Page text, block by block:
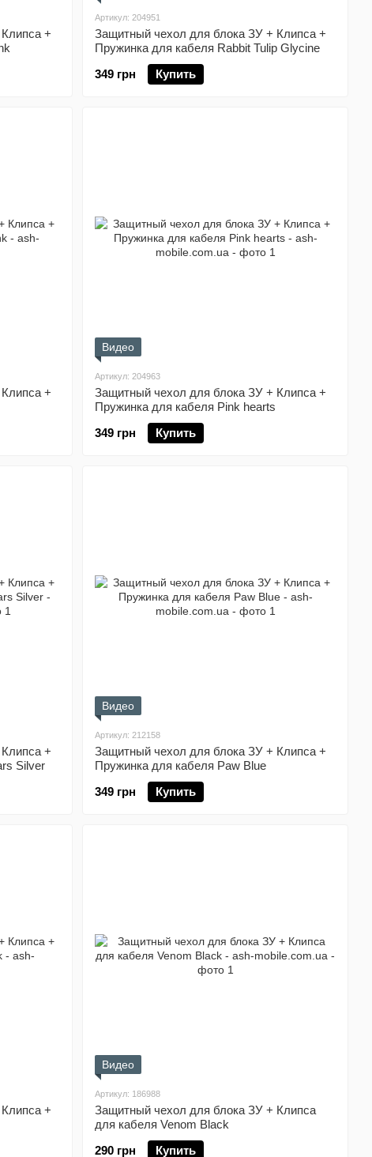
+
Артикул: 204951
Защитный чехол для блока ЗУ + Клипса +
Пружинка для кабеля Rabbit Tulip Glycine
349 грн
Купить
+
Видео
Артикул: 204963
Защитный чехол для блока ЗУ + Клипса +
Пружинка для кабеля Pink hearts
349 грн
Купить
+
Silver
Видео
Артикул: 212158
Защитный чехол для блока ЗУ + Клипса +
Пружинка для кабеля Paw Blue
349 грн
Купить
+
Видео
Артикул: 186988
Защитный чехол для блока ЗУ + Клипса
для кабеля Venom Black
290 грн
Купить